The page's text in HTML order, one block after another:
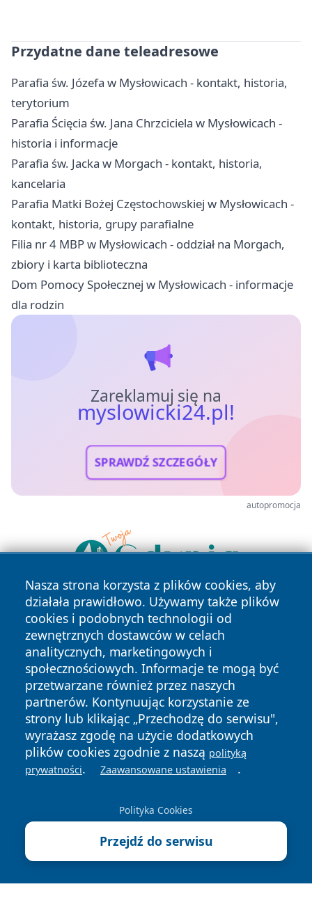
Przydatne dane teleadresowe
Parafia św. Józefa w Mysłowicach - kontakt, historia,
terytorium
Parafia Ścięcia św. Jana Chrzciciela w Mysłowicach -
historia i informacje
Parafia św. Jacka w Morgach - kontakt, historia,
kancelaria
Parafia Matki Bożej Częstochowskiej w Mysłowicach -
kontakt, historia, grupy parafialne
Filia nr 4 MBP w Mysłowicach - oddział na Morgach,
zbiory i karta biblioteczna
Dom Pomocy Społecznej w Mysłowicach - informacje
dla rodzin
Zareklamuj się na
myslowicki24.pl!
SPRAWDŹ SZCZEGÓŁY
autopromocja
Nasza strona korzysta z plików cookies, aby
działała prawidłowo. Używamy także plików
cookies i podobnych technologii od
zewnętrznych dostawców w celach
analitycznych, marketingowych i
społecznościowych. Informacje te mogą być
przetwarzane również przez naszych
partnerów. Kontynuując korzystanie ze
strony lub klikając „Przechodzę do serwisu",
wyrażasz zgodę na użycie dodatkowych
plików cookies zgodnie z naszą polityką
prywatności. Zaawansowane ustawienia .
Polityka Cookies
Przejdź do serwisu
Copyright © 2026 myslowicki24.pl Wszystkie prawa
zastrzeżone.
News Autorzy
Polityka
Prywatności
Polityka
Cookies